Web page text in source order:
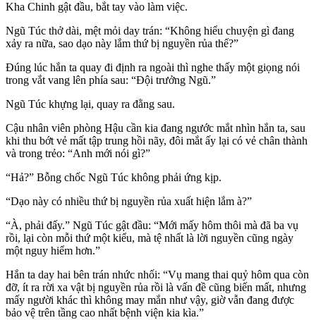
Kha Chinh gật đầu, bắt tay vào làm việc.
Ngũ Túc thở dài, mệt mỏi day trán: “Không hiểu chuyện gì đang
xảy ra nữa, sao dạo này lắm thứ bị nguyền rủa thế?”
Đúng lúc hắn ta quay đi định ra ngoài thì nghe thấy một giọng nói
trong vắt vang lên phía sau: “Đội trưởng Ngũ.”
Ngũ Túc khựng lại, quay ra đằng sau.
Cậu nhân viên phòng Hậu cần kia đang ngước mắt nhìn hắn ta, sau
khi thu bớt vẻ mất tập trung hồi nãy, đôi mắt ấy lại có vẻ chân thành
và trong trẻo: “Anh mới nói gì?”
“Hả?” Bỗng chốc Ngũ Túc không phải ứng kịp.
“Dạo này có nhiều thứ bị nguyền rủa xuất hiện lắm à?”
“À, phải đấy.” Ngũ Túc gật đầu: “Mới mấy hôm thôi mà đã ba vụ
rồi, lại còn mỗi thứ một kiểu, mà tệ nhất là lời nguyền cũng ngày
một nguy hiểm hơn.”
Hắn ta day hai bên trán nhức nhối: “Vụ mang thai quỷ hôm qua còn
đỡ, ít ra rời xa vật bị nguyền rủa rồi là vấn đề cũng biến mất, nhưng
mấy người khác thì không may mắn như vậy, giờ vẫn đang được
bảo vệ trên tầng cao nhất bệnh viện kia kìa.”